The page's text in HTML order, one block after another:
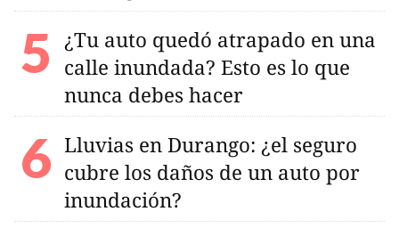
¿Tu auto quedó atrapado en una
calle inundada? Esto es lo que
nunca debes hacer
Lluvias en Durango: ¿el seguro
cubre los daños de un auto por
inundación?